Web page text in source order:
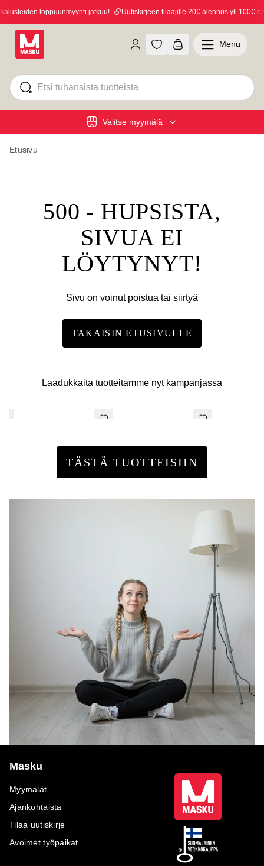
loppuunmyynti jatkuu! Uutiskirjeen tilaajille 20€ alennus yli 100€
Valitse myymälä
Menu
Etusivu
500 - HUPSISTA,
SIVUA EI
LÖYTYNYT!
Sivu on voinut poistua tai siirtyä
TAKAISIN ETUSIVULLE
Laadukkaita tuotteitamme nyt kampanjassa
TÄSTÄ TUOTTEISIIN
Masku
Myymälät
Ajankohtaista
Tilaa uutiskirje
Avoimet työpaikat